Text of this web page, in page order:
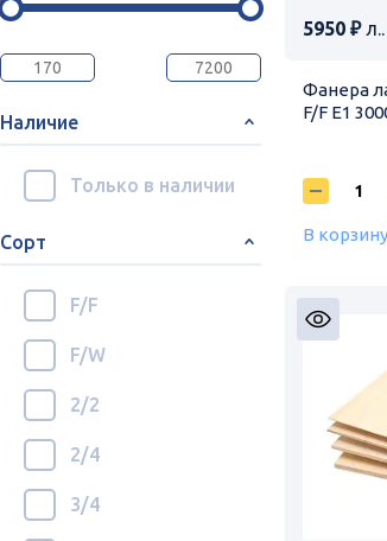
Наличие
Только в наличии
Сорт
F/F
F/W
2/2
2/4
3/4
5950 ₽л..
Фанера
F/F E1
В корзину